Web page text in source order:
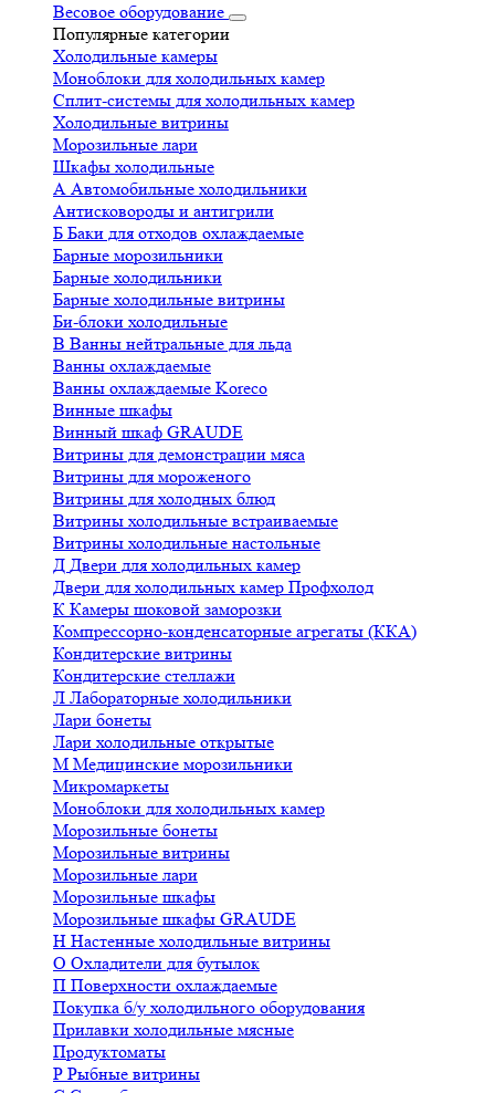
Весовое оборудование
Популярные категории
Холодильные камеры
Моноблоки для холодильных камер
Сплит-системы для холодильных камер
Холодильные витрины
Морозильные лари
Шкафы холодильные
А Автомобильные холодильники
Антисковороды и антигрили
Б Баки для отходов охлаждаемые
Барные морозильники
Барные холодильники
Барные холодильные витрины
Би-блоки холодильные
В Ванны нейтральные для льда
Ванны охлаждаемые
Ванны охлаждаемые Koreco
Винные шкафы
Винный шкаф GRAUDE
Витрины для демонстрации мяса
Витрины для мороженого
Витрины для холодных блюд
Витрины холодильные встраиваемые
Витрины холодильные настольные
Д Двери для холодильных камер
Двери для холодильных камер Профхолод
К Камеры шоковой заморозки
Компрессорно-конденсаторные агрегаты (ККА)
Кондитерские витрины
Кондитерские стеллажи
Л Лабораторные холодильники
Лари бонеты
Лари холодильные открытые
М Медицинские морозильники
Микромаркеты
Моноблоки для холодильных камер
Морозильные бонеты
Морозильные витрины
Морозильные лари
Морозильные шкафы
Морозильные шкафы GRAUDE
Н Настенные холодильные витрины
О Охладители для бутылок
П Поверхности охлаждаемые
Покупка б/у холодильного оборудования
Прилавки холодильные мясные
Продуктоматы
Р Рыбные витрины